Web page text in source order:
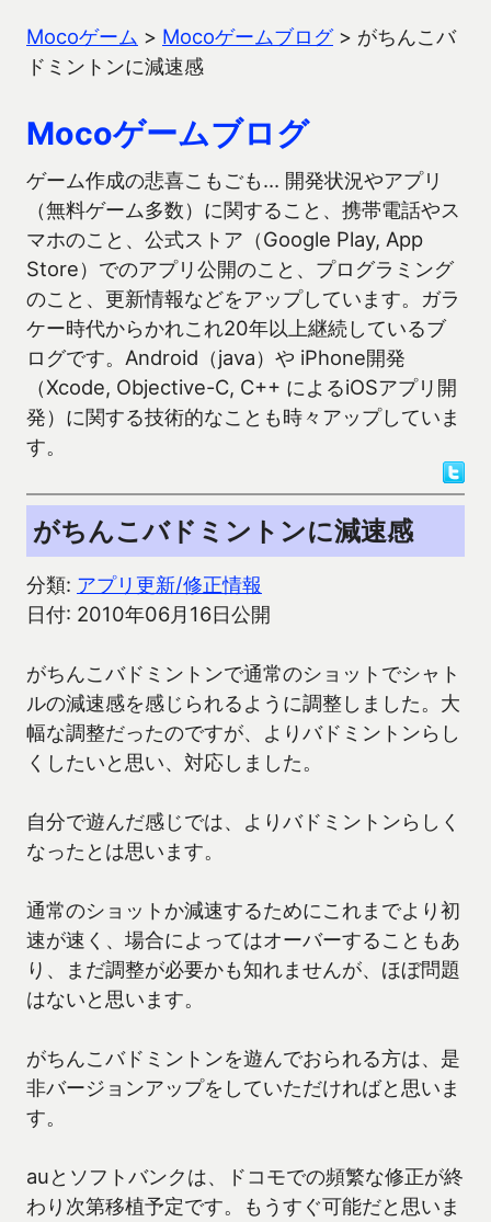
Mocoゲーム > Mocoゲームブログ> がちんこバ
ドミントンに減速感
Mocoゲームブログ
ゲーム作成の悲喜こもごも… 開発状況やアプリ
（無料ゲーム多数）に関すること、携帯電話やス
マホのこと、公式ストア（Google Play, App
Store）でのアプリ公開のこと、プログラミング
のこと、更新情報などをアップしています。ガラ
ケー時代からかれこれ20年以上継続しているブ
ログです。Android（java）や iPhone開発
（Xcode, Objective-C, C++ によるiOSアプリ開
発）に関する技術的なことも時々アップしていま
す。
がちんこバドミントンに減速感
分類: アプリ更新/修正情報
日付: 2010年06月16日公開
がちんこバドミントンで通常のショットでシャト
ルの減速感を感じられるように調整しました。大
幅な調整だったのですが、よりバドミントンらし
くしたいと思い、対応しました。
自分で遊んだ感じでは、よりバドミントンらしく
なったとは思います。
通常のショットか減速するためにこれまでより初
速が速く、場合によってはオーバーすることもあ
り、まだ調整が必要かも知れませんが、ほぼ問題
はないと思います。
がちんこバドミントンを遊んでおられる方は、是
非バージョンアップをしていただければと思いま
す。
auとソフトバンクは、ドコモでの頻繁な修正が終
わり次第移植予定です。もうすぐ可能だと思いま